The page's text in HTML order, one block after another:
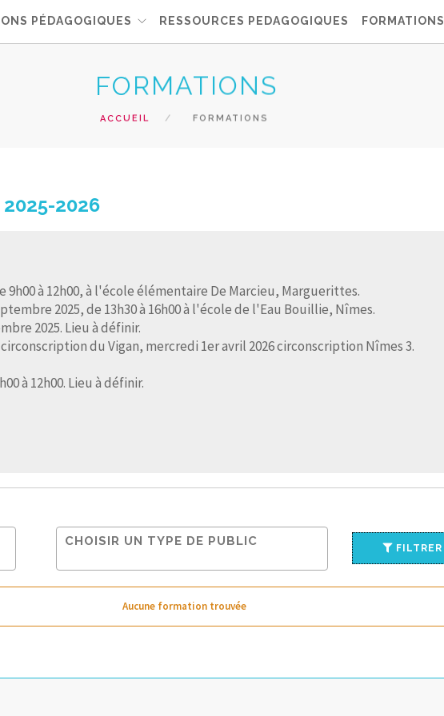
PÉDAGOGIQUES RESSOURCES PEDAGOGIQUES FORMATIONS
FORMATIONS
ACCUEIL FORMATIONS
2026
9h00 à 12h00, à l'école élémentaire De Marcieu, Marguerittes.
2025, de 13h30 à 16h00 à l'école de l'Eau Bouillie, Nîmes.
2025. Lieu à définir.
du Vigan, mercredi 1er avril 2026 circonscription Nîmes 3.
à 12h00. Lieu à définir.
FILTRER
Aucune formation trouvée